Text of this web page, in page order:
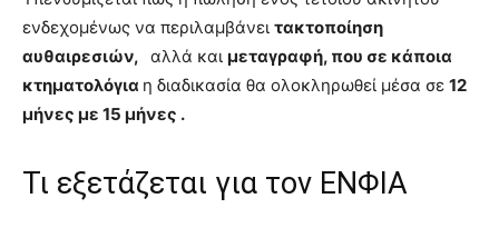
ενδεχομένως να περιλαμβάνει τακτοποίηση
αυθαιρεσιών, αλλά και μεταγραφή, που σε κάποια
κτηματολόγια η διαδικασία θα ολοκληρωθεί μέσα σε 12
μήνες με 15 μήνες .
Τι εξετάζεται για τον ΕΝΦΙΑ